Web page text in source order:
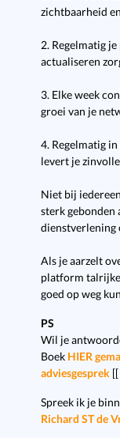
zichtbaarheid
2. Regelmatig
actualiseren
3. Elke week
groei van je
4. Regelmatig
levert je
Niet bij
sterk gebonden
dienstverlening
Als je aarzelt
platform
goed op weg
PS
Wil je
Boek HIER
adviesgesprek
Spreek ik je
Richard ST de